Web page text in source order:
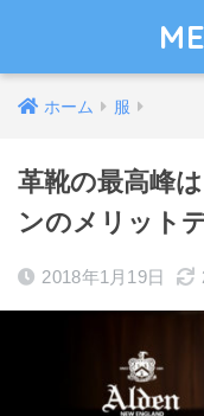
ホーム 服
革靴の最高峰
ンのメリット
2018年1月19日